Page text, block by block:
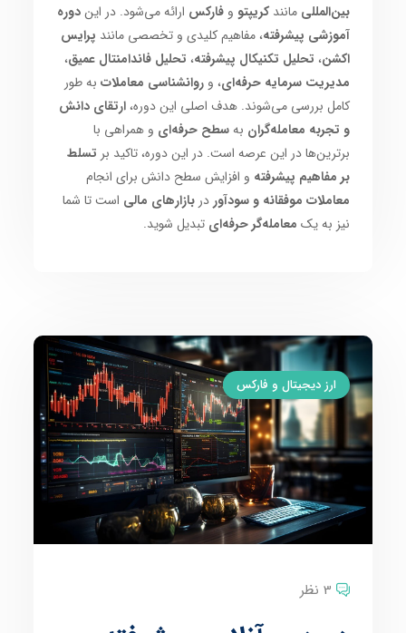
بین‌المللی مانندکریپتو وفارکس ارائه می‌شود. در ایندوره
آموزشی پیشرفته، مفاهیم کلیدی و تخصصی مانند پرایس
اکشن، تحلیل تکنیکال پیشرفته، تحلیل فاندامنتال عمیق،
مدیریت سرمایه حرفه‌ای، وروانشناسی معاملات به طور
کامل بررسی می‌شوند. هدف اصلی این دوره،ارتقای دانش
و تجربه معامله‌گران بهسطح حرفه‌ای و همراهی با
برترین‌ها در این عرصه است. در این دوره، تاکید بر تسلط
بر مفاهیم پیشرفته و افزایش سطح دانش برای انجام
معاملات موفقانه و سودآور دربازارهای مالی است تا شما
نیز به یک معامله‌گر حرفه‌ای تبدیل شوید.
ارز دیجیتال و فارکس
3 نظر